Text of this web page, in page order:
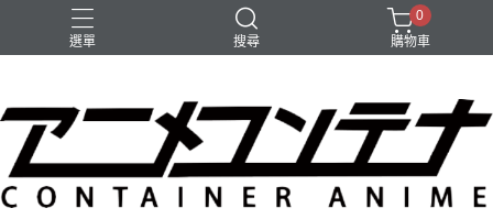
選單 搜尋
0
購物車